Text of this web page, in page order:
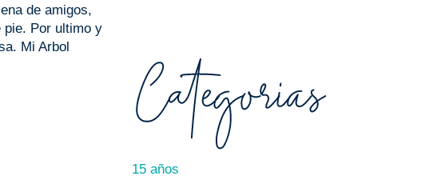
de amigos,
pie. Por ultimo y
Mi Arbol
15 años